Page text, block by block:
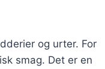
og urter. For
smag. Det er en